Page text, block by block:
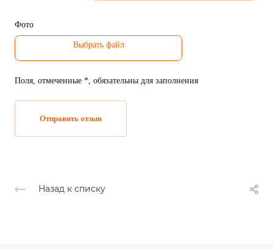
Фото
Поля, отмеченные *, обязательны для заполнения
Отправить отзыв
Назад к списку